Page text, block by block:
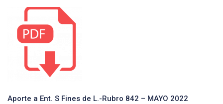
Aporte a Ent. S Fines de L.-Rubro 842 – MAYO 2022